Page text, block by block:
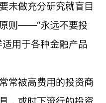
未做充分研究就盲目
则——“永远不要投
用于各种金融产品
被高费用的投资商